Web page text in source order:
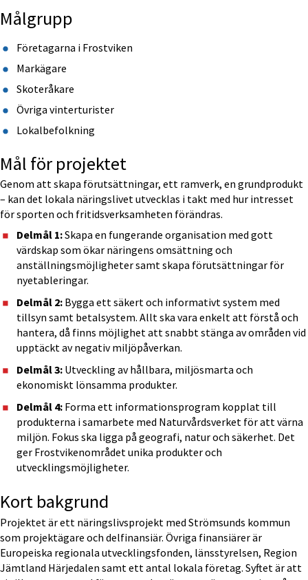
Målgrupp
Företagarna i Frostviken
Markägare
Skoteråkare
Övriga vinterturister
Lokalbefolkning
Mål för projektet
Genom att skapa förutsättningar, ett ramverk, en grundprodukt
– kan det lokala näringslivet utvecklas i takt med hur intresset
för sporten och fritidsverksamheten förändras.
Delmål 1: Skapa en fungerande organisation med gott
värdskap som ökar näringens omsättning och
anställningsmöjligheter samt skapa förutsättningar för
nyetableringar.
Delmål 2: Bygga ett säkert och informativt system med
tillsyn samt betalsystem. Allt ska vara enkelt att förstå och
hantera, då finns möjlighet att snabbt stänga av områden vid
upptäckt av negativ miljöpåverkan.
Delmål 3: Utveckling av hållbara, miljösmarta och
ekonomiskt lönsamma produkter.
Delmål 4: Forma ett informationsprogram kopplat till
produkterna i samarbete med Naturvårdsverket för att värna
miljön. Fokus ska ligga på geografi, natur och säkerhet. Det
ger Frostvikenområdet unika produkter och
utvecklingsmöjligheter.
Kort bakgrund
Projektet är ett näringslivsprojekt med Strömsunds kommun
som projektägare och delfinansiär. Övriga finansiärer är
Europeiska regionala utvecklingsfonden, länsstyrelsen, Region
Jämtland Härjedalen samt ett antal lokala företag. Syftet är att